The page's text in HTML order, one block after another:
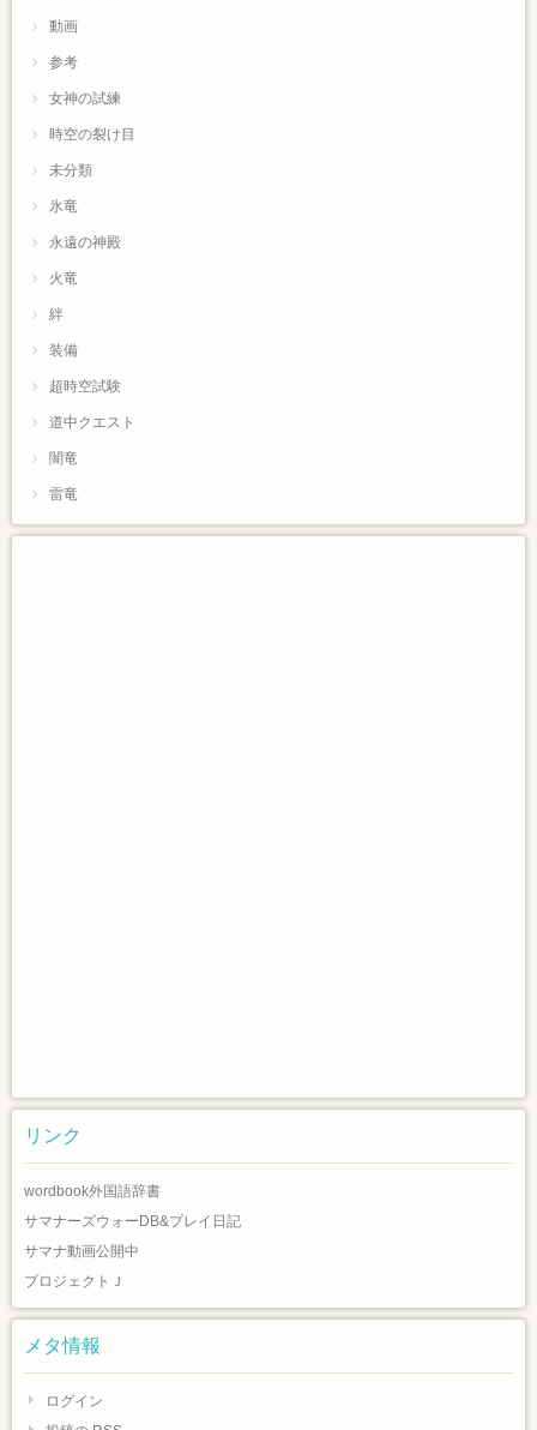
動画
参考
女神の試練
時空の裂け目
未分類
氷竜
永遠の神殿
火竜
絆
装備
超時空試験
道中クエスト
闇竜
雷竜
リンク
wordbook外国語辞書
サマナーズウォーDB&プレイ日記
サマナ動画公開中
プロジェクトＪ
メタ情報
ログイン